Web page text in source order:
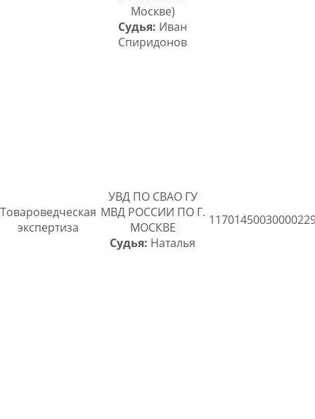
Москве)
Судья: Иван
Спиридонов
Товароведческая
экспертиза
УВД ПО СВАО ГУ
МВД РОССИИ ПО Г.
МОСКВЕ
Судья: Наталья